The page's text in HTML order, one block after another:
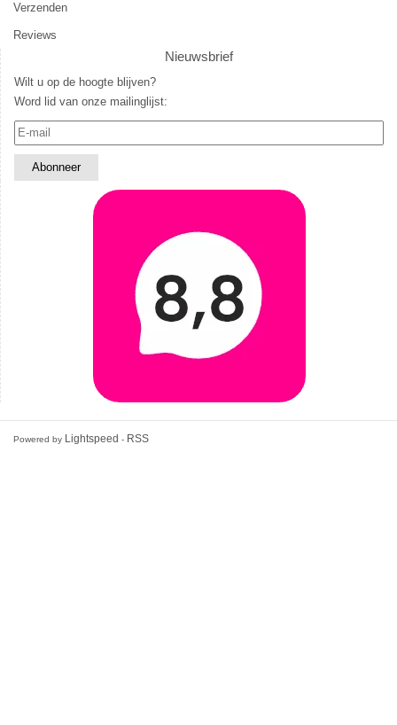
Verzenden
Reviews
Nieuwsbrief
Wilt u op de hoogte blijven?
Word lid van onze mailinglijst:
Powered by Lightspeed - RSS